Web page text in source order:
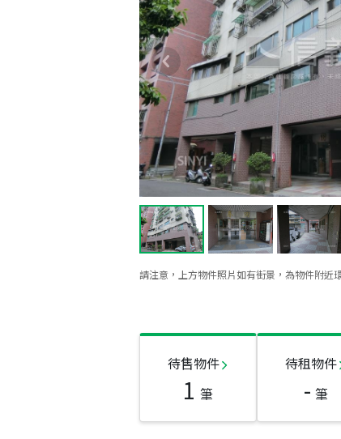
請注意，上方物件照片如有街景，為物件附近
待售物件
1 筆
待租物件
- 筆